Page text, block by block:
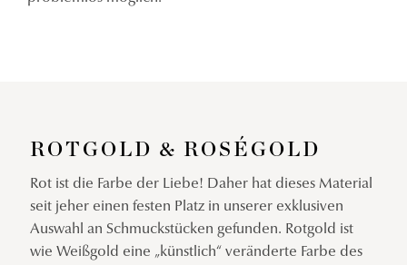
ROTGOLD & ROSÉGOLD
Rot ist die Farbe der Liebe! Daher hat dieses Material
seit jeher einen festen Platz in unserer exklusiven
Auswahl an Schmuckstücken gefunden. Rotgold ist
wie Weißgold eine „künstlich“ veränderte Farbe des